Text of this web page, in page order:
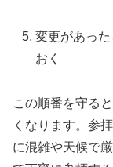
変更があっ
おく
この順番を守る
くなります。参
に混雑や天候で